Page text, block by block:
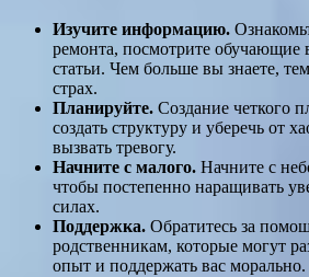
Изучите информацию.
ремонта, посмотрите обучающие
статьи. Чем больше вы знаете,
страх.
Планируйте. Создание четкого
создать структуру и уберечь от
вызвать тревогу.
Начните с малого. Начните с
чтобы постепенно наращивать
силах.
Поддержка. Обратитесь за
родственникам, которые могут
опыт и поддержать вас морально.